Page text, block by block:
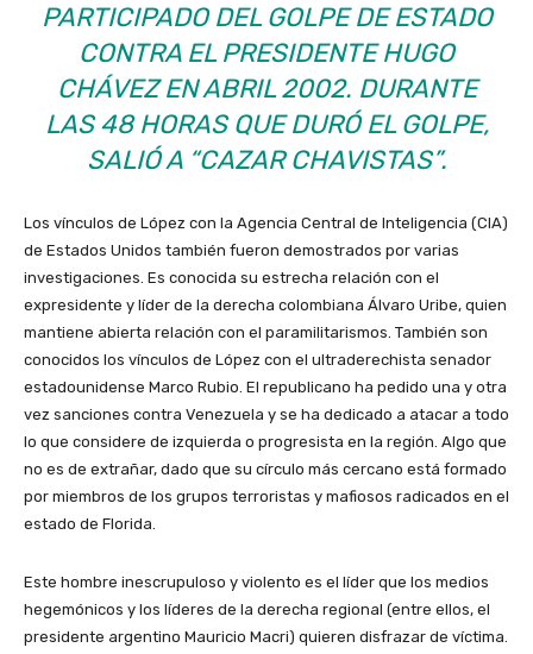
PARTICIPADO DEL GOLPE DE ESTADO
CONTRA EL PRESIDENTE HUGO
CHÁVEZ EN ABRIL 2002. DURANTE
LAS 48 HORAS QUE DURÓ EL GOLPE,
SALIÓ A “CAZAR CHAVISTAS”.
Los vínculos de López con la Agencia Central de Inteligencia (CIA)
de Estados Unidos también fueron demostrados por varias
investigaciones. Es conocida su estrecha relación con el
expresidente y líder de la derecha colombiana Álvaro Uribe, quien
mantiene abierta relación con el paramilitarismos. También son
conocidos los vínculos de López con el ultraderechista senador
estadounidense Marco Rubio. El republicano ha pedido una y otra
vez sanciones contra Venezuela y se ha dedicado a atacar a todo
lo que considere de izquierda o progresista en la región. Algo que
no es de extrañar, dado que su círculo más cercano está formado
por miembros de los grupos terroristas y mafiosos radicados en el
estado de Florida.
Este hombre inescrupuloso y violento es el líder que los medios
hegemónicos y los líderes de la derecha regional (entre ellos, el
presidente argentino Mauricio Macri) quieren disfrazar de víctima.